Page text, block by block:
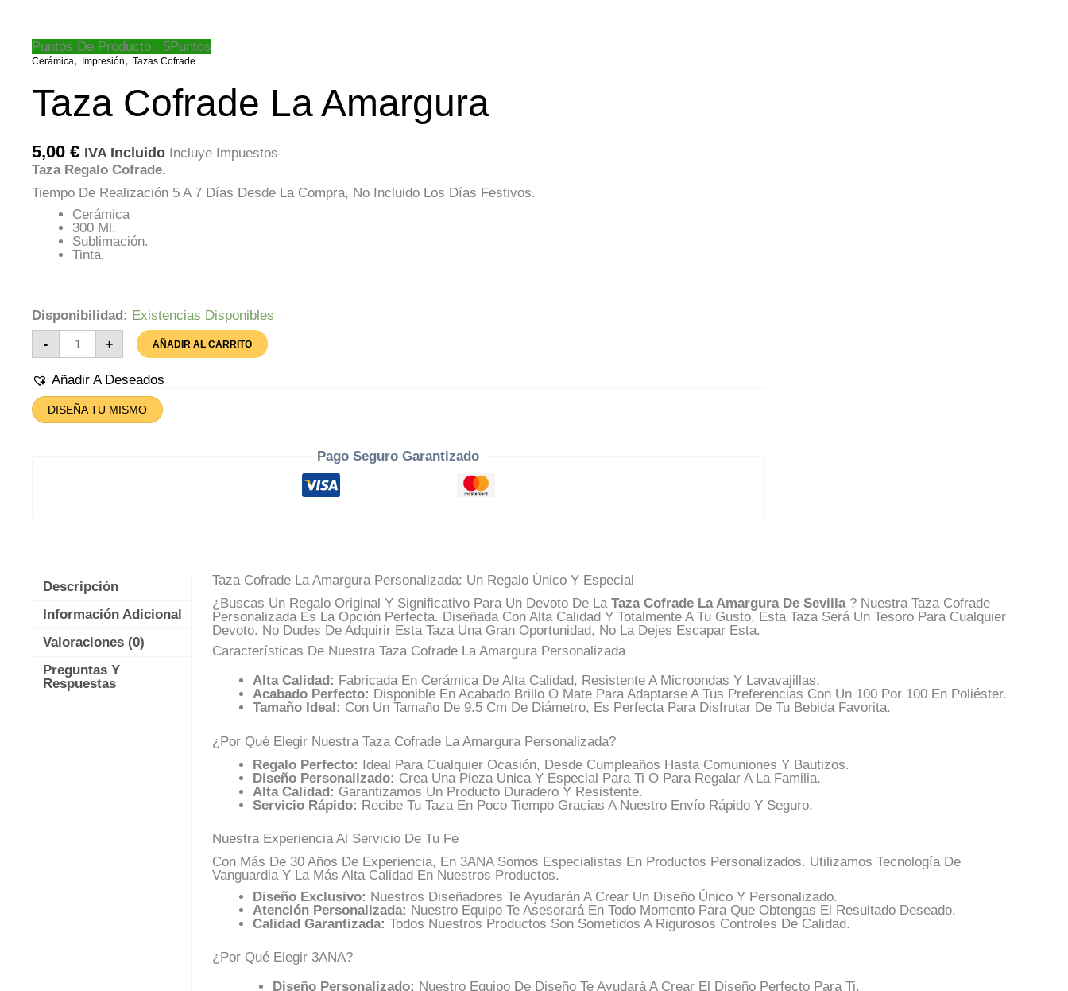
Puntos De Producto : 5Puntos
Cerámica, Impresión, Tazas Cofrade
Taza Cofrade La Amargura
5,00 € IVA Incluido Incluye Impuestos
Taza Regalo Cofrade.
Tiempo De Realización 5 A 7 Días Desde La Compra, No Incluido Los Días Festivos.
Cerámica
300 Ml.
Sublimación.
Tinta.
Disponibilidad: Existencias Disponibles
-
Taza
Cofrade
Amargura
+ AÑADIR AL CARRITO
Añadir A Deseados
DISEÑA TU MISMO
Pago Seguro Garantizado
Descripción
Información Adicional
Valoraciones (0)
Preguntas Y
Respuestas
Taza Cofrade La Amargura Personalizada: Un Regalo Único Y Especial
¿Buscas Un Regalo Original Y Significativo Para Un Devoto De La Taza Cofrade La Amargura De Sevilla ? Nuestra Taza Cofrade
Personalizada Es La Opción Perfecta. Diseñada Con Alta Calidad Y Totalmente A Tu Gusto, Esta Taza Será Un Tesoro Para Cualquier
Devoto. No Dudes De Adquirir Esta Taza Una Gran Oportunidad, No La Dejes Escapar Esta.
Características De Nuestra Taza Cofrade La Amargura Personalizada
Alta Calidad: Fabricada En Cerámica De Alta Calidad, Resistente A Microondas Y Lavavajillas.
Acabado Perfecto: Disponible En Acabado Brillo O Mate Para Adaptarse A Tus Preferencias Con Un 100 Por 100 En Poliéster.
Tamaño Ideal: Con Un Tamaño De 9.5 Cm De Diámetro, Es Perfecta Para Disfrutar De Tu Bebida Favorita.
¿Por Qué Elegir Nuestra Taza Cofrade La Amargura Personalizada?
Regalo Perfecto: Ideal Para Cualquier Ocasión, Desde Cumpleaños Hasta Comuniones Y Bautizos.
Diseño Personalizado: Crea Una Pieza Única Y Especial Para Ti O Para Regalar A La Familia.
Alta Calidad: Garantizamos Un Producto Duradero Y Resistente.
Servicio Rápido: Recibe Tu Taza En Poco Tiempo Gracias A Nuestro Envío Rápido Y Seguro.
Nuestra Experiencia Al Servicio De Tu Fe
Con Más De 30 Años De Experiencia, En 3ANA Somos Especialistas En Productos Personalizados. Utilizamos Tecnología De
Vanguardia Y La Más Alta Calidad En Nuestros Productos.
Diseño Exclusivo: Nuestros Diseñadores Te Ayudarán A Crear Un Diseño Único Y Personalizado.
Atención Personalizada: Nuestro Equipo Te Asesorará En Todo Momento Para Que Obtengas El Resultado Deseado.
Calidad Garantizada: Todos Nuestros Productos Son Sometidos A Rigurosos Controles De Calidad.
¿Por Qué Elegir 3ANA?
Diseño Personalizado: Nuestro Equipo De Diseño Te Ayudará A Crear El Diseño Perfecto Para Ti.